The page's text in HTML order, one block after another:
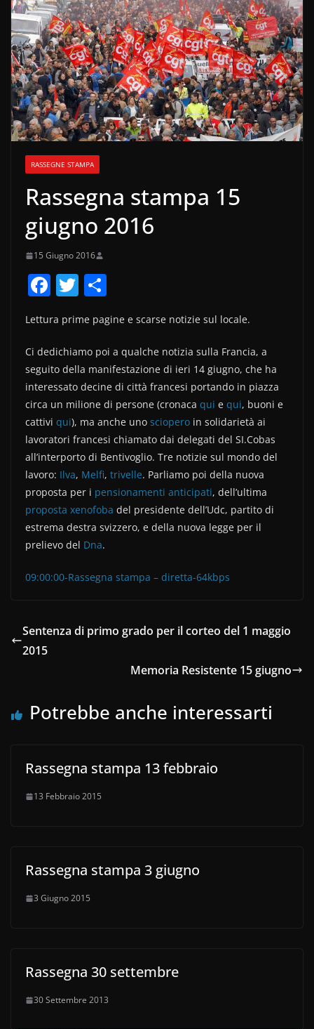
RASSEGNE STAMPA
Rassegna stampa 15
giugno 2016
15 Giugno 2016
F
c
e
b
o
o
k
T
itt
er
o
n
di
vi
di
Lettura prime pagine e scarse notizie sul locale.
Ci dedichiamo poi a qualche notizia sulla Francia, a
seguito della manifestazione di ieri 14 giugno, che ha
interessato decine di città francesi portando in piazza
circa un milione di persone (cronaca qui e qui, buoni e
cattivi qui), ma anche uno sciopero in solidarietà ai
lavoratori francesi chiamato dai delegati del SI.Cobas
all’interporto di Bentivoglio. Tre notizie sul mondo del
lavoro: Ilva, Melfi, trivelle. Parliamo poi della nuova
proposta per i pensionamenti anticipati, dell’ultima
proposta xenofoba del presidente dell’Udc, partito di
estrema destra svizzero, e della nuova legge per il
prelievo del Dna.
09:00:00-Rassegna stampa – diretta-64kbps
Sentenza di primo grado per il corteo del 1 maggio
2015
Memoria Resistente 15 giugno
Potrebbe anche interessarti
Rassegna stampa 13 febbraio
13 Febbraio 2015
Rassegna stampa 3 giugno
3 Giugno 2015
Rassegna 30 settembre
30 Settembre 2013